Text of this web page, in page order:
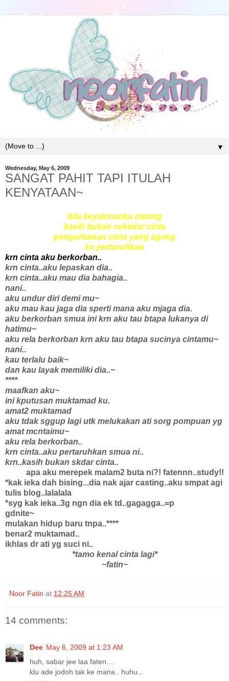
▼
Wednesday, May 6, 2009
SANGAT PAHIT TAPI ITULAH
KENYATAAN~
bila keyakinanku datang
kasih bukan sekedar cinta
pengorbanan cinta yang agung
ku pertaruhkan
krn cinta aku berkorban..
krn cinta..aku lepaskan dia..
krn cinta..aku mau dia bahagia..
nani..
aku undur diri demi mu~
aku mau kau jaga dia sperti mana aku mjaga dia.
aku berkorban smua ini krn aku tau btapa lukanya di
hatimu~
aku rela berkorban krn aku tau btapa sucinya cintamu~
nani..
kau terlalu baik~
dan kau layak memiliki dia..~
****
maafkan aku~
ini kputusan muktamad ku.
amat2 muktamad
aku tdak sggup lagi utk melukakan ati sorg pompuan yg
amat mcntaimu~
aku rela berkorban..
krn cinta..aku pertaruhkan smua ni..
krn..kasih bukan skdar cinta..
apa aku merepek malam2 buta ni?! fatennn..study!!
*kak ieka dah bising...dia nak ajar casting..aku smpat agi
tulis blog..lalalala
*syg kak ieka..3g ngn dia ek td..gagagga..=p
gdnite~
mulakan hidup baru tnpa..****
benar2 muktamad..
ikhlas dr ati yg suci ni..
*tamo kenal cinta lagi*
~fatin~
Noor Fatin at 12:25 AM
14 comments:
Dee May 6, 2009 at 1:23 AM
huh, sabar jee laa faten....
klu ade jodoh tak ke mana.. huhu...